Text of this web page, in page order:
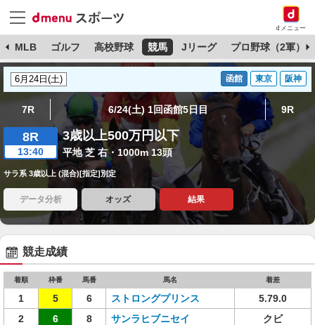
dメニュー
MLB ゴルフ 高校野球 競馬 Jリーグ プロ野球（2軍）
函館 東京 阪神
7R 6/24(土) 1回函館5日目 9R
8R
13:40
3歳以上500万円以下
平地 芝 右・1000m 13頭
サラ系 3歳以上 (混合)[指定]別定
データ分析 オッズ 結果
競走成績
着順 枠番 馬番 馬名 着差
1 5 6 ストロングプリンス
5.79.0
2
6 8 サンラヒブニセイ
クビ